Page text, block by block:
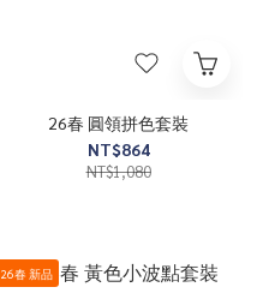
26春 圓領拼色套裝
NT$864
NT$1,080
26春 新品